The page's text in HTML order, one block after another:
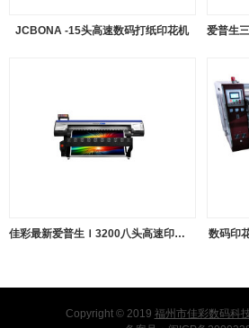
JCBONA -15头高速数码打纸印花机
佳彩最新爱普生Ｉ3200八头高速印花打印机 数码印
Copyright © 2019 福州市佳彩数码科